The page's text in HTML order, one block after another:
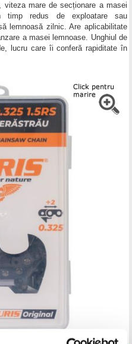
viteza mare de secționare a masei
timp redus de exploatare sau
lemnoasă zilnic. Are aplicabilitate
a masei lemnoase. Unghiul de
lucru care îi conferă rapiditate în